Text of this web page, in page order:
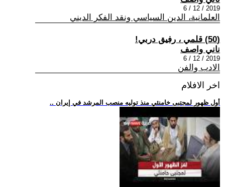
2019 / 12 / 6
العلمانية، الدين السياسي ونقد الفكر الديني
(50) قلمي ، رفيق دربي!
ناني واصف
2019 / 12 / 6
الادب والفن
اخر الافلام
.. أول ظهور لمجتبى خامنئي منذ توليه منصب المرشد في إيران